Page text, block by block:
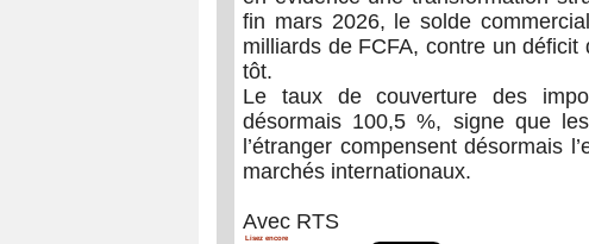
fin mars 2026, le solde
milliards de FCFA, contre un
tôt.
Le taux de couverture des
désormais 100,5 %, signe que
l’étranger compensent désormais
marchés internationaux.
Avec RTS
Lisez encore